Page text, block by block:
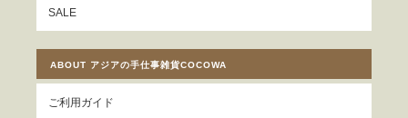
SALE
ABOUT アジアの手仕事雑貨COCOWA
ご利用ガイド